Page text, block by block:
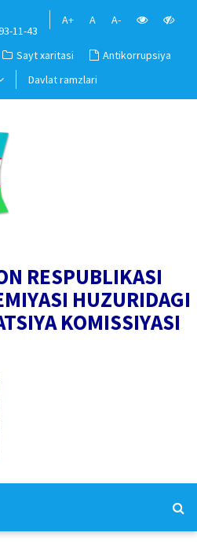
11-43
A+ A A-
Sayt xaritasi
Antikorrupsiya
Davlat ramzlari
RESPUBLIKASI
HUZURIDAGI
KOMISSIYASI